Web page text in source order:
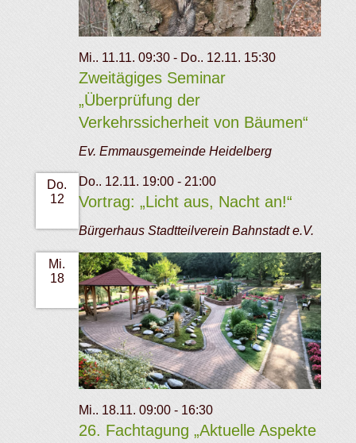
Zweitägiges Seminar
„Überprüfung der
Verkehrssicherheit von Bäumen“
Mi.. 11.11. 09:30- Do.. 12.11. 15:30
Ev. Emmausgemeinde Heidelberg
Do.
12
Vortrag: „Licht aus, Nacht an!“
Do.. 12.11. 19:00- 21:00
Bürgerhaus Stadtteilverein Bahnstadt e.V.
Mi.
18
26. Fachtagung „Aktuelle Aspekte
Mi.. 18.11. 09:00- 16:30